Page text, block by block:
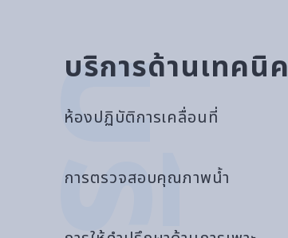
บริการด้านเทคนิค
ห้องปฏิบัติการเคลื่อนที่
การตรวจสอบคุณภาพน้ำ